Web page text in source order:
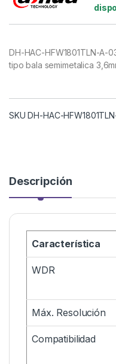
DH-HAC-HFW1801TLN-A-
tipo bala semimetalica
SKU DH-HAC-
Descripción
Característica
WDR
Máx. Resolución
Compatibilidad